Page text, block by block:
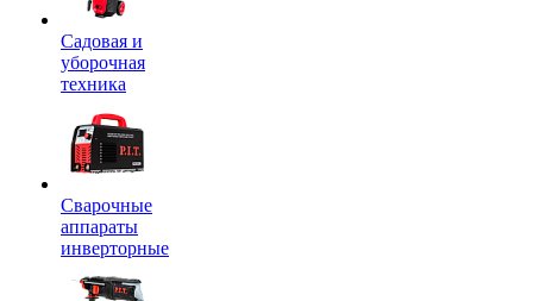
Садовая и
уборочная
техника
Сварочные
аппараты
инверторные